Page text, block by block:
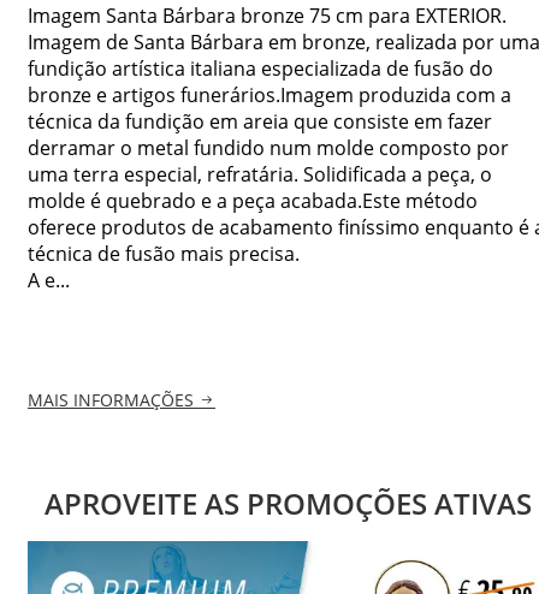
Imagem Santa Bárbara bronze 75 cm para EXTERIOR.
Imagem de Santa Bárbara em bronze, realizada por uma
fundição artística italiana especializada de fusão do
bronze e artigos funerários.Imagem produzida com a
técnica da fundição em areia que consiste em fazer
derramar o metal fundido num molde composto por
uma terra especial, refratária. Solidificada a peça, o
molde é quebrado e a peça acabada.Este método
oferece produtos de acabamento finíssimo enquanto é
técnica de fusão mais precisa.
A e...
MAIS INFORMAÇÕES
APROVEITE AS PROMOÇÕES ATIVAS